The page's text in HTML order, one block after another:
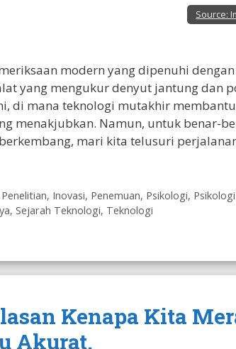
Source:
modern yang dipenuhi
yang mengukur denyut jantung dan
di mana teknologi mutakhir
menakjubkan. Namun, untuk benar-
mari kita telusuri
, Inovasi, Penemuan, Psikologi,
, Sejarah Teknologi, Teknologi
Kenapa Kita
Akurat.